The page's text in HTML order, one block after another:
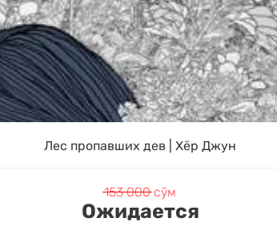
Лес пропавших дев | Хёр Джун
153 000сўм
Ожидается